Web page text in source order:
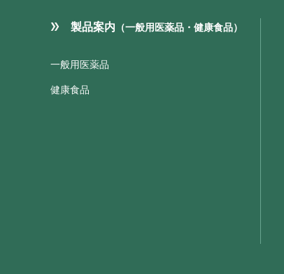
製品案内 （一般用医薬品・健康食品）
一般用医薬品
健康食品